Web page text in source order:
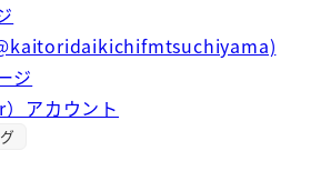
ジ
アカウント